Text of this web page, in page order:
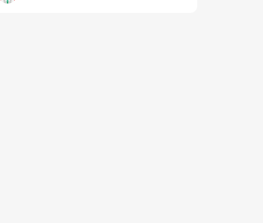
起來,多年失眠嚴重影響生活品質. 台灣親